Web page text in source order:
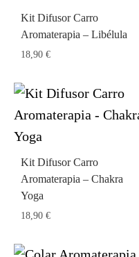
Kit Difusor Carro
Aromaterapia – Libélula
18,90 €
Kit Difusor Carro
Aromaterapia – Chakra
Yoga
18,90 €